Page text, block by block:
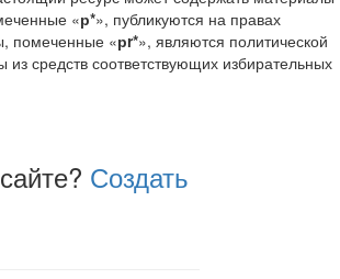
«р*», публикуются на правах
помеченные «рr*», являются политической
средств соответствующих избирательных
Создать